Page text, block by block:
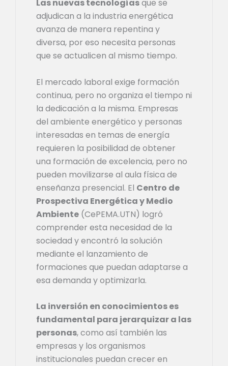
Las nuevas tecnologíasque se
adjudican a la industria energética
avanza de manera repentina y
diversa, por eso necesita personas
que se actualicen al mismo tiempo.
El mercado laboral exige formación
continua, pero no organiza el tiempo ni
la dedicación a la misma. Empresas
del ambiente energético y personas
interesadas en temas de energía
requieren la posibilidad de obtener
una formación de excelencia, pero no
pueden movilizarse al aula física de
enseñanza presencial. El Centro de
Prospectiva Energética y Medio
Ambiente (CePEMA.UTN) logró
comprender esta necesidad de la
sociedad y encontró la solución
mediante el lanzamiento de
formaciones que puedan adaptarse a
esa demanda y optimizarla.
La inversión en conocimientos es
fundamental para jerarquizar a las
personas, como así también las
empresas y los organismos
institucionales puedan crecer en